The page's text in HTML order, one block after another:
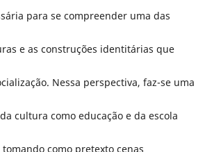
para se compreender uma das
e as construções identitárias que
Nessa perspectiva, faz-se uma
cultura como educação e da escola
como pretexto cenas